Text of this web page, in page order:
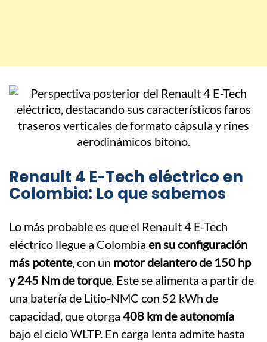
Renault 4 E-Tech eléctrico en
Colombia: Lo que sabemos
Lo más probable es que el Renault 4 E-Tech
eléctrico llegue a Colombia en su configuración
más potente, con un motor delantero de 150 hp
y 245 Nm de torque. Este se alimenta a partir de
una batería de Litio-NMC con 52 kWh de
capacidad, que otorga 408 km de autonomía
bajo el ciclo WLTP. En carga lenta admite hasta